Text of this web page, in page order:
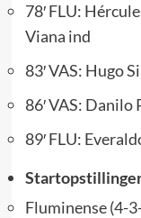
78′ FLU:
Viana ind
83′ VAS: Hugo
86′ VAS: Danilo
89′ FLU:
Fluminense (4-